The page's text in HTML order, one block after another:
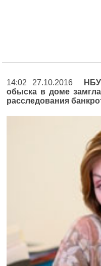
14:02 27.10.2016
обыска в доме
расследования